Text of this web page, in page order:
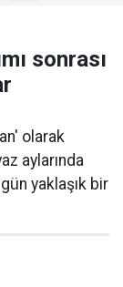
sonrası
olarak
aylarında
yaklaşık bir